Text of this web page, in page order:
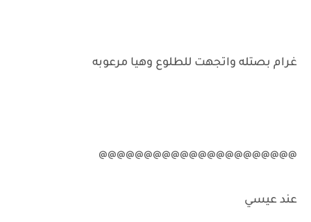
غرام بصتله واتجهت للطلوع وهيا مرعوبه
@@@@@@@@@@@@@@@@@@@@@@
عند عيسي